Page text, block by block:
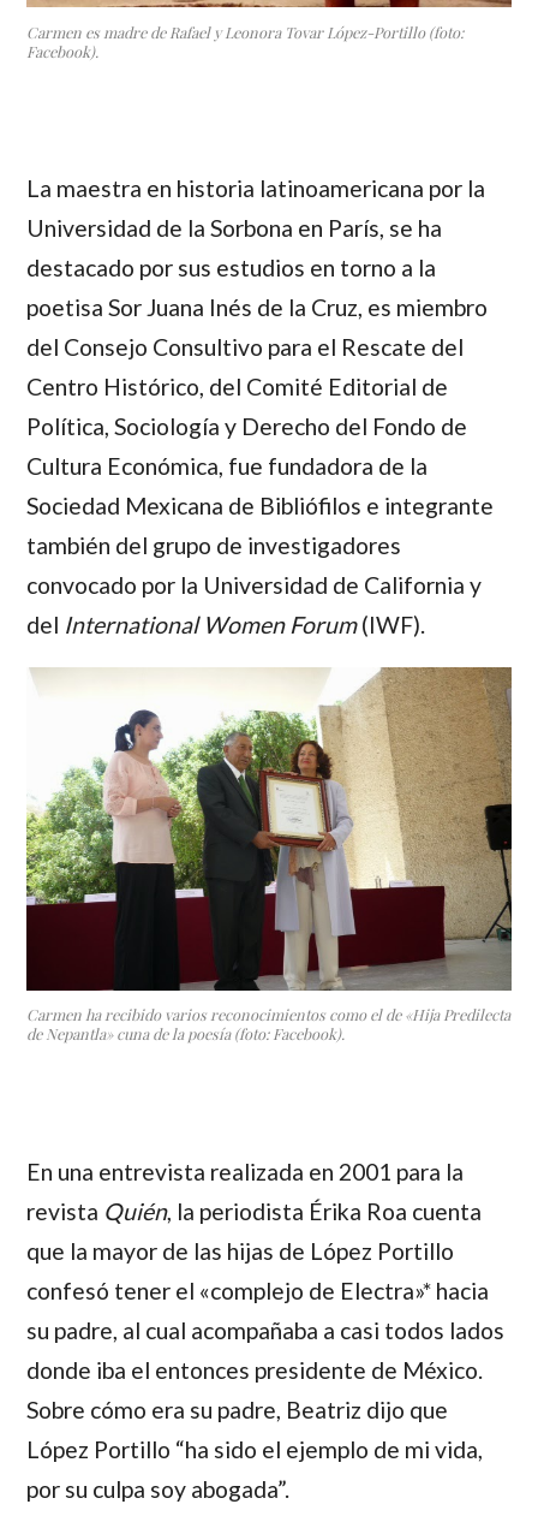
Carmen es madre de Rafael y Leonora Tovar López-Portillo (foto:
Facebook).
La maestra en historia latinoamericana por la
Universidad de la Sorbona en París, se ha
destacado por sus estudios en torno a la
poetisa Sor Juana Inés de la Cruz, es miembro
del Consejo Consultivo para el Rescate del
Centro Histórico, del Comité Editorial de
Política, Sociología y Derecho del Fondo de
Cultura Económica, fue fundadora de la
Sociedad Mexicana de Bibliófilos e integrante
también del grupo de investigadores
convocado por la Universidad de California y
del International Women Forum(IWF).
Carmen ha recibido varios reconocimientos como el de «Hija Predilecta
de Nepantla» cuna de la poesía (foto: Facebook).
En una entrevista realizada en 2001 para la
revista Quién, la periodista Érika Roa cuenta
que la mayor de las hijas de López Portillo
confesó tener el «complejo de Electra»* hacia
su padre, al cual acompañaba a casi todos lados
donde iba el entonces presidente de México.
Sobre cómo era su padre, Beatriz dijo que
López Portillo “ha sido el ejemplo de mi vida,
por su culpa soy abogada”.